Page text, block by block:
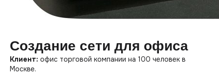
Создание сети для офиса
Клиент: офис торговой компании на 100 человек в
Москве.
Получить бесплатную
консультацию